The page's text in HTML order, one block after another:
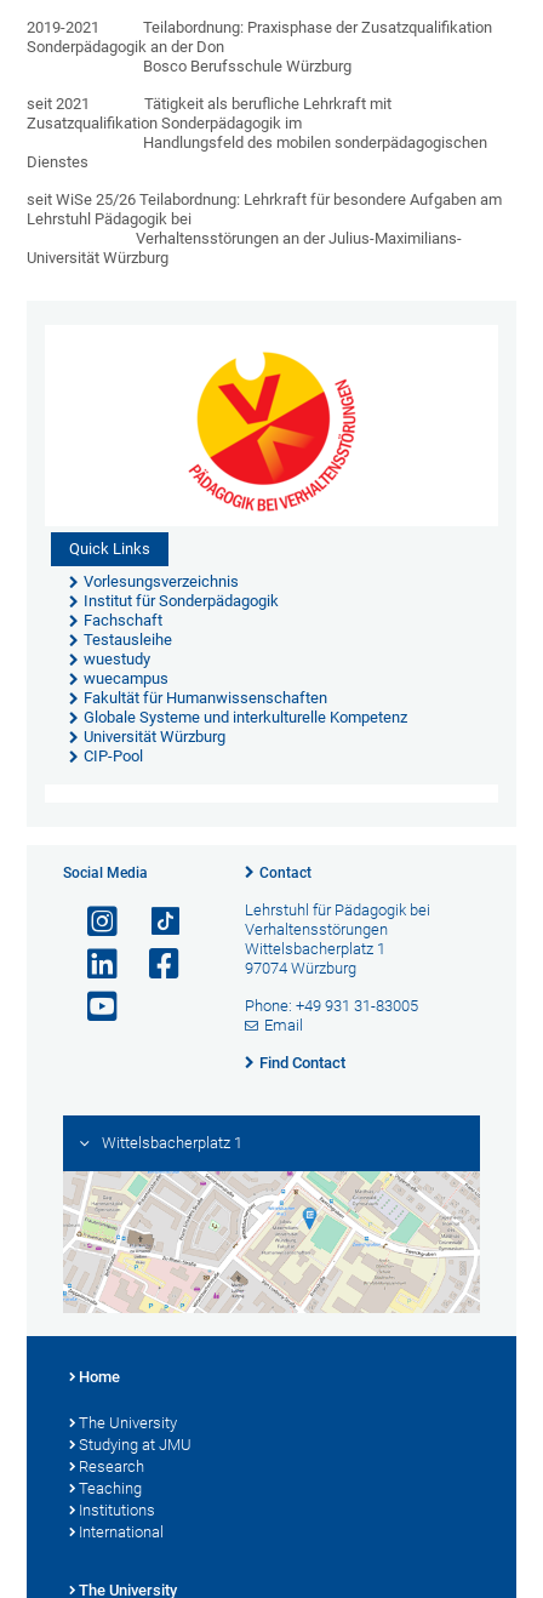
2019-2021 Teilabordnung: Praxisphase der Zusatzqualifikation
Sonderpädagogik an der Don
Bosco Berufsschule Würzburg
seit 2021 Tätigkeit als berufliche Lehrkraft mit
Zusatzqualifikation Sonderpädagogik im
Handlungsfeld des mobilen sonderpädagogischen
Dienstes
seit WiSe 25/26 Teilabordnung: Lehrkraft für besondere Aufgaben am
Lehrstuhl Pädagogik bei
Verhaltensstörungen an der Julius-Maximilians-
Universität Würzburg
Quick Links
Vorlesungsverzeichnis
Institut für Sonderpädagogik
Fachschaft
Testausleihe
wuestudy
wuecampus
Fakultät für Humanwissenschaften
Globale Systeme und interkulturelle Kompetenz
Universität Würzburg
CIP-Pool
Social Media Contact
Lehrstuhl für Pädagogik bei
Verhaltensstörungen
Wittelsbacherplatz 1
97074 Würzburg
Phone: +49 931 31-83005
Email
Find Contact
Wittelsbacherplatz 1
Home
The University
Studying at JMU
Research
Teaching
Institutions
International
The University